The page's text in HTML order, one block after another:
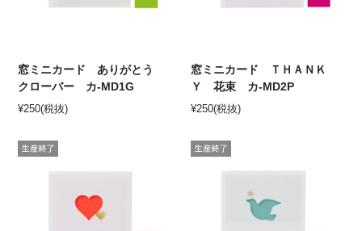
窓ミニカード ありがとう
クローバー カ-MD1G
¥250(税抜)
窓ミニカード ＴＨＡＮＫ
Ｙ 花束 カ-MD2P
¥250(税抜)